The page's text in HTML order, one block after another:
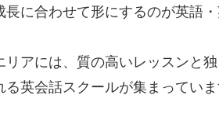
に合わせて形にするのが英語・
アには、質の高いレッスンと独
英会話スクールが集まっていま